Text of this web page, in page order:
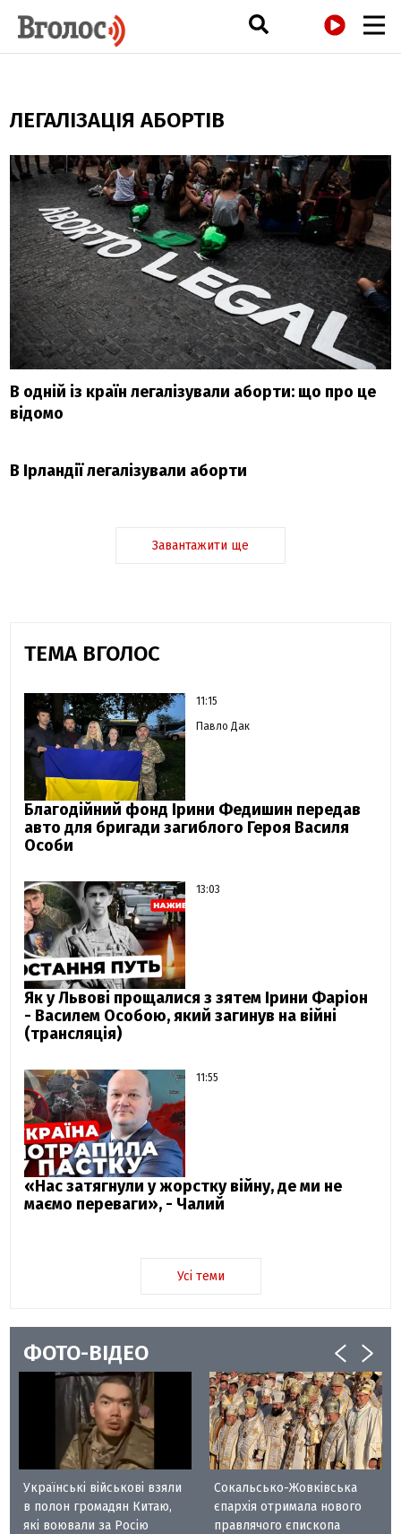
ЛЕГАЛІЗАЦІЯ АБОРТІВ
В одній із країн легалізували аборти: що про це
відомо
В Ірландії легалізували аборти
Завантажити ще
ТЕМА ВГОЛОС
11:15
Павло Дак
Благодійний фонд Ірини Федишин передав
авто для бригади загиблого Героя Василя
Особи
13:03
Як у Львові прощалися з зятем Ірини Фаріон
- Василем Особою, який загинув на війні
(трансляція)
11:55
«Нас затягнули у жорстку війну, де ми не
маємо переваги», - Чалий
Усі теми
ФОТО-ВІДЕО
Українські військові взяли
в полон громадян Китаю,
які воювали за Росію
Сокальсько-Жовківська
єпархія отримала нового
правлячого єпископа